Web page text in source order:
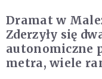
Dramat w
Zderzyły się
autonomiczne
metra, wiele